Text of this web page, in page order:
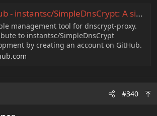
SimpleDnsCrypt: A simple management tool for dnscrypt-proxy
management tool for dnscrypt-proxy.
to instantsc/SimpleDnsCrypt
by creating an account on GitHub.
#340